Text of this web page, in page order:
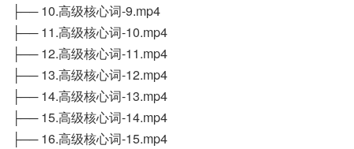
├── 10.高级核心词-9.mp4
├── 11.高级核心词-10.mp4
├── 12.高级核心词-11.mp4
├── 13.高级核心词-12.mp4
├── 14.高级核心词-13.mp4
├── 15.高级核心词-14.mp4
├── 16.高级核心词-15.mp4